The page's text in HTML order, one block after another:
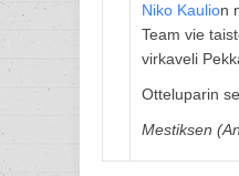
Niko Kaulion
Team vie
virkaveli
Otteluparin
Mestiksen